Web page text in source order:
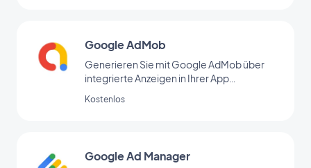
Google AdMob
Generieren Sie mit Google AdMob über
integrierte Anzeigen in Ihrer App
Kostenlos
Google Ad Manager